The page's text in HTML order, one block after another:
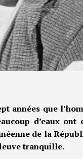
années que
d’eaux
de la
tranquille.